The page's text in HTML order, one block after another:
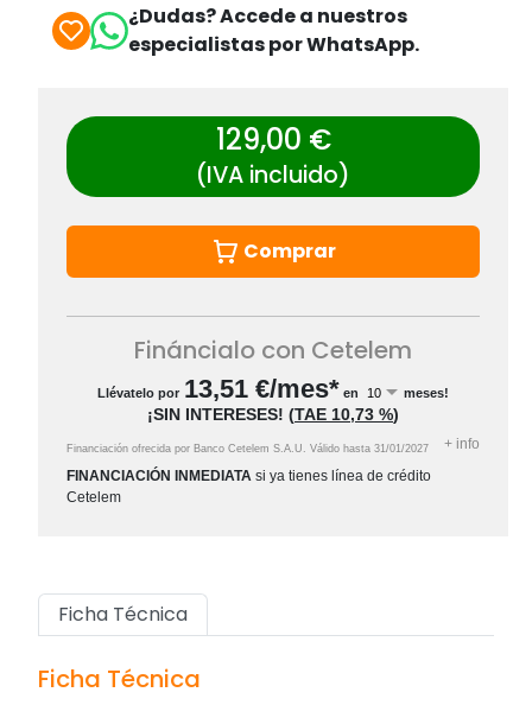
¿Dudas? Accede a nuestros
especialistas por WhatsApp.
129,00 €
(IVA incluido)
Comprar
Fináncialo con Cetelem
Llévatelo por 13,51 €/mes* en meses!
¡SIN INTERESES! (TAE 10,73 %)
Financiación ofrecida por Banco Cetelem S.A.U. Válido hasta 31/01/2027 + info
FINANCIACIÓN INMEDIATA si ya tienes línea de crédito
Cetelem
Ficha Técnica
Ficha Técnica